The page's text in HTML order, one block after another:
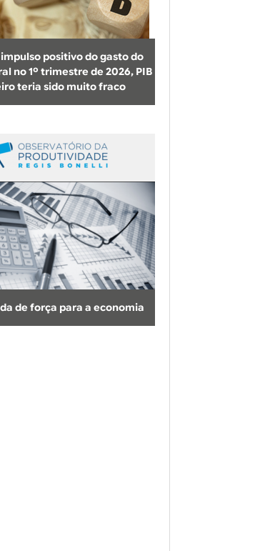
positivo do gasto do
no 1º trimestre de 2026, PIB
teria sido muito fraco
de força para a economia